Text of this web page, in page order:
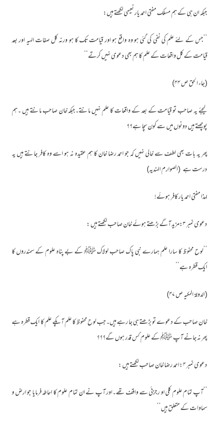
جبکہ ان ہی کے ہم مسلک مفتی احمد یار نعیمی لکھتے ہیں:
’’جس کے لئے علم کی نفی کی گئی ہو وہ واقع ہو اور قیامت تک کا ہو ورنہ کل صفات الہیہ اور بعد
قیامت کے کل واقعات کے علم کا ہم بھی دعوی نہیں کرتے‘‘
(جاء الحق ص ۴۴)
لیجئے یہ صاحب تو قیامت کے بعد کے واقعات کا علم نہیں مانتے۔جبکہ خان صاحب مانتے ہیں ۔ہم
پوچھتے ہیں دونوں میں سے کون سچا ہے؟؟
پھر یہ بات بھی لطف سے خالی نہیں کہ جو احمد رضا خان کا ہم عقیدہ نہ ہو اسے وہ کافر جانتے ہیں یہ
درست ہے (الصوارم الہندیہ)
لہذا مفتی احمد یار کافر ہوئے!
دعوی نمبر ۳:مزید آگے بڑھتے ہوئے خان صاحب لکھتے ہیں :
’’لوح محفوظ کا سارا علم ہمارے نبی پاک صاحب لولاک ﷺ کے بے پناہ علوم کے سمندروں کا
ایک قطرہ ہے‘‘
(الدولۃ المکیہ ص ۴۷)
خان صاحب کے دعوے تو بڑھتے ہی جا رہے ہیں۔جب لوح محفوظ کا علم آپکے علم کا ایک قطرہ ہے
پھر نہ جانے آپ ﷺ کے علوم کس قدر ہوں گے؟؟؟
دعوی نمبر ۴:احمد رضا خان صاحب لکھتے ہیں :
’’آپ تمام علوم کلی او رجزئی سے واقف تھے۔اور آپ نے ان تمام علوم کا احاطہ فرمایا جو ارض و
سماوات کے متعلق ہیں‘‘